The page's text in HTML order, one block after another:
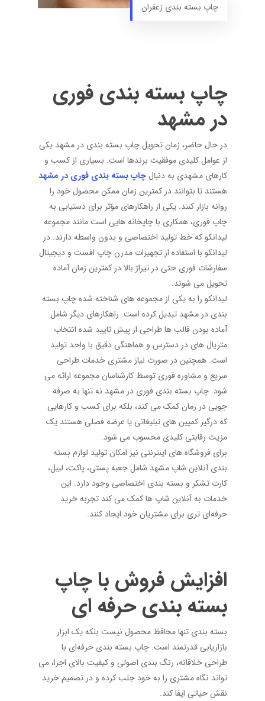
چاپ بسته بندی زعفران
چاپ بسته بندی فوری
در مشهد
در حال حاضر، زمان تحویل چاپ بسته بندی در مشهد یکی
از عوامل کلیدی موفقیت برندها است. بسیاری از کسب و
کارهای مشهدی به دنبالچاپ بسته بندی فوری در مشهد
هستند تا بتوانند در کمترین زمان ممکن محصول خود را
روانه بازار کنند. یکی از راهکارهای مؤثر برای دستیابی به
چاپ فوری، همکاری با چاپخانه هایی است مانند مجموعه
لیدانکو که خط تولید اختصاصی و بدون واسطه دارند. در
لیدانکو با استفاده از تجهیزات مدرن چاپ افست و دیجیتال
سفارشات فوری حتی در تیراژ بالا در کمترین زمان آماده
تحویل می شوند.
لیدانکو را به یکی از مجموعه های شناخته شده چاپ بسته
بندی در مشهد تبدیل کرده است. راهکارهای دیگر شامل
آماده بودن قالب ها طراحی از پیش تایید شده انتخاب
متریال های در دسترس و هماهنگی دقیق با واحد تولید
است. همچنین در صورت نیاز مشتری خدمات طراحی
سریع و مشاوره فوری توسط کارشناسان مجموعه ارائه می
شود. چاپ بسته بندی فوری در مشهد نه تنها به صرفه
جویی در زمان کمک می کند، بلکه برای کسب و کارهایی
که درگیر کمپین های تبلیغاتی یا عرضه فصلی هستند یک
مزیت رقابتی کلیدی محسوب می شود.
برای فروشگاه های اینترنتی نیز امکان تولید لوازم بسته
بندی آنلاین شاپ مشهد شامل جعبه پستی، پاکت، لیبل،
کارت تشکر و بسته بندی اختصاصی وجود دارد. این
خدمات به آنلاین شاپ ها کمک می کند تجربه خرید
حرفه‌ای تری برای مشتریان خود ایجاد کنند.
افزایش فروش با چاپ
بسته بندی حرفه ای
بسته بندی تنها محافظ محصول نیست بلکه یک ابزار
بازاریابی قدرتمند است. چاپ بسته بندی حرفه‌ای با
طراحی خلاقانه، رنگ بندی اصولی و کیفیت بالای اجرا، می
تواند نگاه مشتری را به خود جلب کرده و در تصمیم خرید
نقش حیاتی ایفا کند.